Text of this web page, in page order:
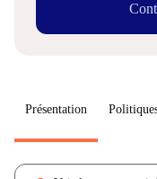
Présentation